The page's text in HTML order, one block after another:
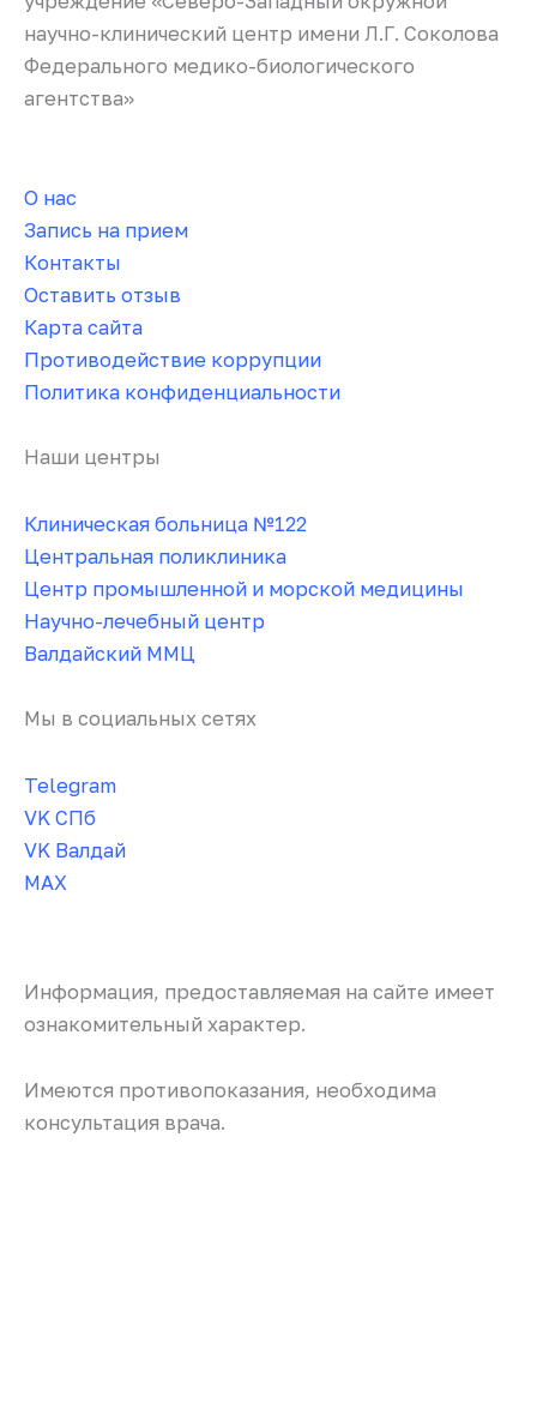
научно-клинический центр имени Л.Г. Соколова
Федерального медико-биологического
агентства»
О нас
Запись на прием
Контакты
Оставить отзыв
Карта сайта
Противодействие коррупции
Политика конфиденциальности
Наши центры
Клиническая больница №122
Центральная поликлиника
Центр промышленной и морской медицины
Научно-лечебный центр
Валдайский ММЦ
Мы в социальных сетях
Telegram
VK СПб
VK Валдай
MAX
Информация, предоставляемая на сайте имеет
ознакомительный характер.
Имеются противопоказания, необходима
консультация врача.